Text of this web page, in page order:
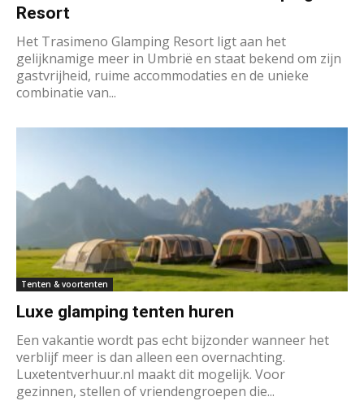
Resort
Het Trasimeno Glamping Resort ligt aan het
gelijknamige meer in Umbrië en staat bekend om zijn
gastvrijheid, ruime accommodaties en de unieke
combinatie van...
Tenten & voortenten
Luxe glamping tenten huren
Een vakantie wordt pas echt bijzonder wanneer het
verblijf meer is dan alleen een overnachting.
Luxetentverhuur.nl maakt dit mogelijk. Voor
gezinnen, stellen of vriendengroepen die...